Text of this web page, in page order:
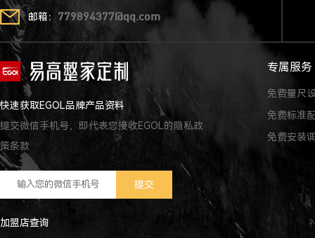
邮箱： 779894377@qq.com
快速获取EGOL品牌产品资料
提交微信手机号，即代表您接收EGOL的隐私政
策条款
加盟店查询
专属服务
免费量尺
免费标准
免费安装